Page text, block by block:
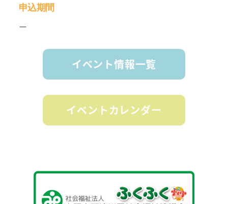
申込期間
ー
イベント情報一覧
イベントカレンダー